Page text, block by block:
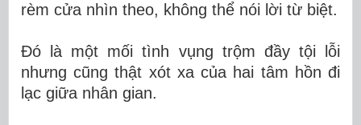
rèm cửa nhìn theo, không thể nói lời từ biệt.
Đó là một mối tình vụng trộm đầy tội lỗi
nhưng cũng thật xót xa của hai tâm hồn đi
lạc giữa nhân gian.